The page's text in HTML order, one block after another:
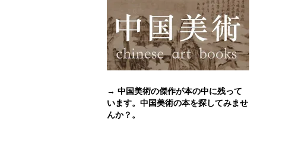
→ 中国美術の傑作が本の中に残って
います。中国美術の本を探してみませ
んか？。